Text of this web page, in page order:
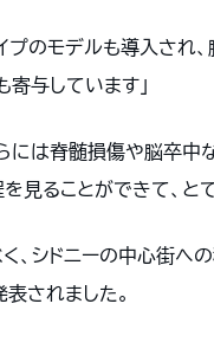
プのモデルも導入され
与しています」
は脊髄損傷や脳卒中
見ることができて、と
、シドニーの中心街へ
されました。